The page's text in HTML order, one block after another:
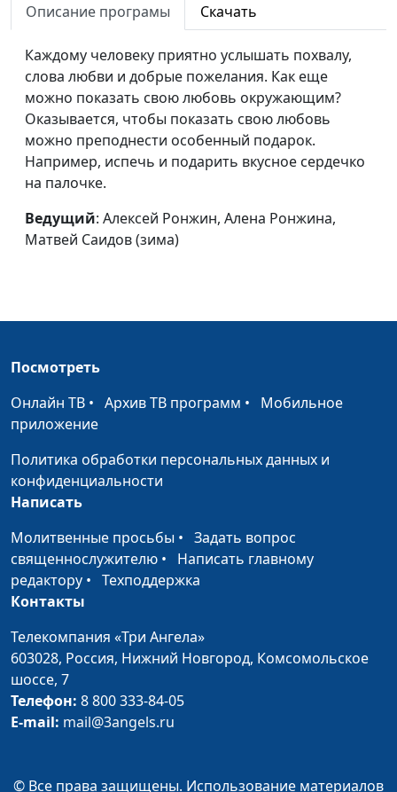
Торт для мамы
Алексей Ронжин, Алена
#40
Солдатская каша
Алексей Ронжин, Алена
Ронжина, Матвей Сергеев
Макаронный салат
Алексей Ронжин, Алена
Ронжина, Ника Бочкарева
Ронжина, Рустам
Матвиенко
(Рождество)
оладьи
(белое)
Рождественские
звезды
Ронжина, Егор Козуля
Мюсли
Ронжина, Егор Козуля
(белое)
Квашеная капуста
(белое)
Драники
Надя Мылышева, Витя
Калягин, Алена Ронжина
Рецепт хорошего
Надя Мылышева, Витя
Медовые конфеты Алексей Ронжин, Паша #29
Описание програмы Скачать
Каждому человеку приятно услышать похвалу,
слова любви и добрые пожелания. Как еще
можно показать свою любовь окружающим?
Оказывается, чтобы показать свою любовь
можно преподнести особенный подарок.
Например, испечь и подарить вкусное сердечко
на палочке.
Ведущий: Алексей Ронжин, Алена Ронжина,
Матвей Саидов (зима)
Посмотреть
Онлайн ТВ • Архив ТВ программ • Мобильное
приложение
Политика обработки персональных данных и
конфиденциальности
Написать
Молитвенные просьбы • Задать вопрос
священнослужителю • Написать главному
редактору • Техподдержка
Контакты
Телекомпания «Три Ангела»
603028, Россия, Нижний Новгород, Комсомольское
шоссе, 7
Телефон: 8 800 333-84-05
E-mail: mail@3angels.ru
© Все права защищены. Использование материалов